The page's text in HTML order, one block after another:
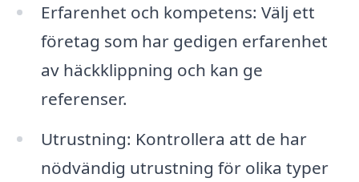
Erfarenhet och kompetens: Välj ett
företag som har gedigen erfarenhet
av häckklippning och kan ge
referenser.
Utrustning: Kontrollera att de har
nödvändig utrustning för olika typer